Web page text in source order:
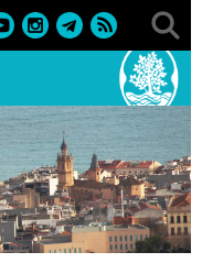
Balls 2008